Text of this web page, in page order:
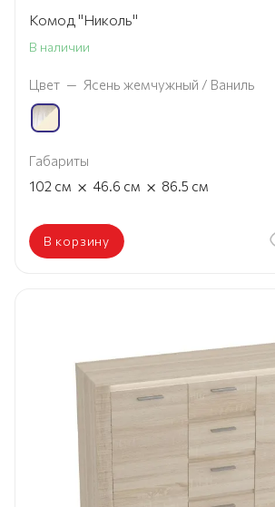
Комод "Николь"
В наличии
Цвет — Ясень жемчужный / Ваниль
Габариты
102 см × 46.6 см × 86.5 см
В корзину